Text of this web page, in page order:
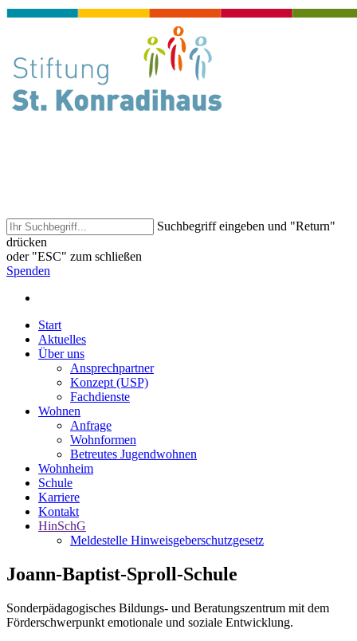
Suchbegriff eingeben und "Return"
drücken
oder "ESC" zum schließen
Spenden
Start
Aktuelles
Über uns
Ansprechpartner
Konzept (USP)
Fachdienste
Wohnen
Anfrage
Wohnformen
Betreutes Jugendwohnen
Wohnheim
Schule
Karriere
Kontakt
HinSchG
Meldestelle Hinweisgeberschutzgesetz
Joann-Baptist-Sproll-Schule
Sonderpädagogisches Bildungs- und Beratungszentrum mit dem
Förderschwerpunkt emotionale und soziale Entwicklung.